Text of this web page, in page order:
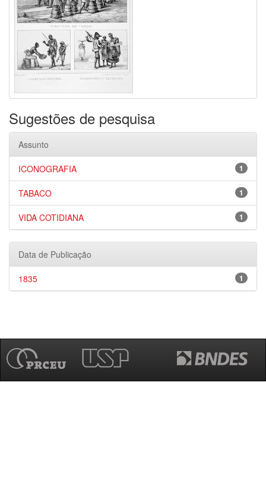
Sugestões de pesquisa
Assunto
1
ICONOGRAFIA
1
TABACO
1
VIDA COTIDIANA
Data de Publicação
1
1835